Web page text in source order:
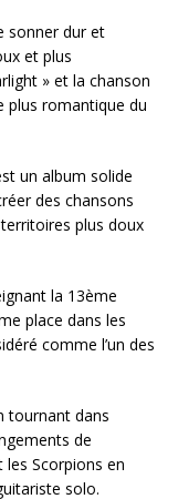
sonner dur et
et plus
» et la chanson
plus romantique du
un album solide
des chansons
plus doux
la 13ème
place dans les
comme l’un des
tournant dans
de
les Scorpions en
solo.